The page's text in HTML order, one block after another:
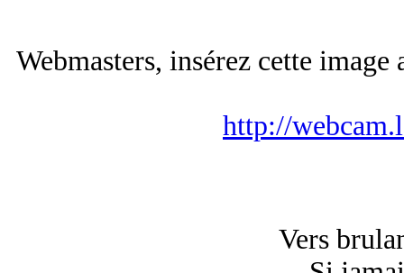
Webmasters, insérez cette
http://
Vers